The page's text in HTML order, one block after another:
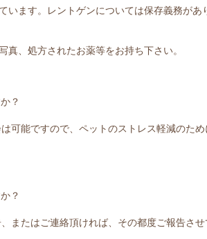
います。レントゲンについては保存義務があ
、処方されたお薬等をお持ち下さい。
？
可能ですので、ペットのストレス軽減のた
？
またはご連絡頂ければ、その都度ご報告させ